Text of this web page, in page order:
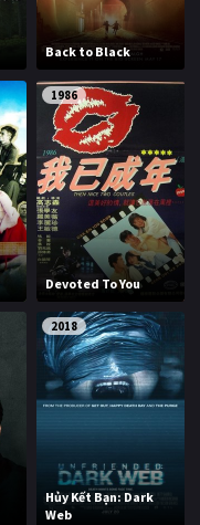
Back to Black
1986
Devoted To You
2018
Hủy Kết Bạn: Dark
Web